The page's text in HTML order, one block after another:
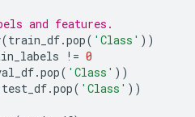
and features.
(train_df.pop( 'Class' ))
!= 0
.pop( 'Class' ))
test_df.pop( 'Class' ))